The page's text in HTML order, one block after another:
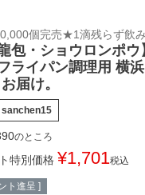
個完売★1滴残らず飲み
包・ショウロンポ
イパン調理用 横
届け。
sanchen15
のところ
特別価格 ¥1,701税込
ト進呈 ]